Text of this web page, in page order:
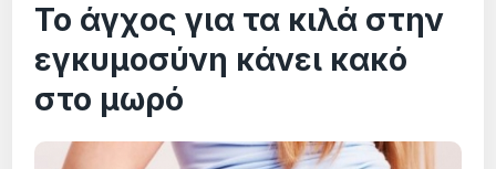
To άγχος για τα κιλά στην
εγκυμοσύνη κάνει κακό
στο μωρό